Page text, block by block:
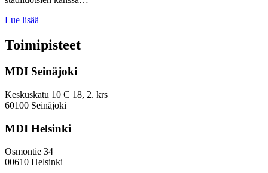
Lue lisää
Helsingin
OmaStadin
työpajoissa
budjetoinnin
ideoitaan
Toimipisteet
MDI Seinäjoki
Keskuskatu 10 C 18, 2. krs
60100 Seinäjoki
MDI Helsinki
Osmontie 34
00610 Helsinki